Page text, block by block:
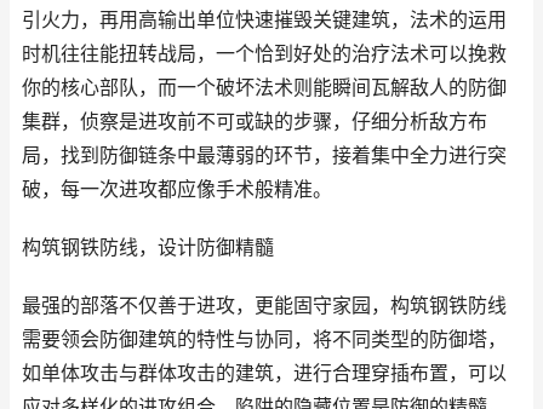
引火力，再用高输出单位快速摧毁关键建筑，法术的运用
时机往往能扭转战局，一个恰到好处的治疗法术可以挽救
你的核心部队，而一个破坏法术则能瞬间瓦解敌人的防御
集群，侦察是进攻前不可或缺的步骤，仔细分析敌方布
局，找到防御链条中最薄弱的环节，接着集中全力进行突
破，每一次进攻都应像手术般精准。
构筑钢铁防线，设计防御精髓
最强的部落不仅善于进攻，更能固守家园，构筑钢铁防线
需要领会防御建筑的特性与协同，将不同类型的防御塔，
如单体攻击与群体攻击的建筑，进行合理穿插布置，可以